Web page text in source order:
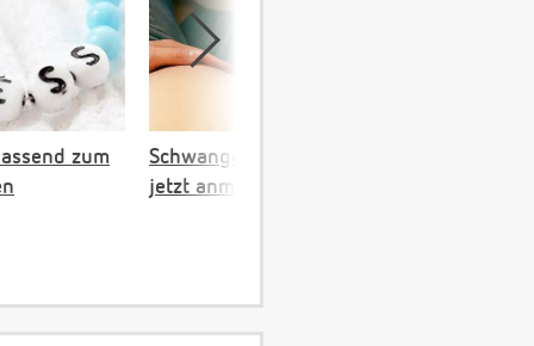
zum
Schwangerschaftskalender:
jetzt anmelden